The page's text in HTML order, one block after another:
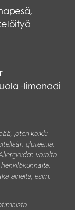
-limonadi
joten kaikki
gluteenia.
varalta
aineita, esim.